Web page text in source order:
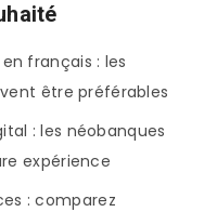
français : les
être préférables
: les néobanques
expérience
: comparez